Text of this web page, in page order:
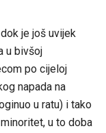
je još uvijek
u bivšoj
po cijeloj
napada na
u ratu) i tako
u to doba